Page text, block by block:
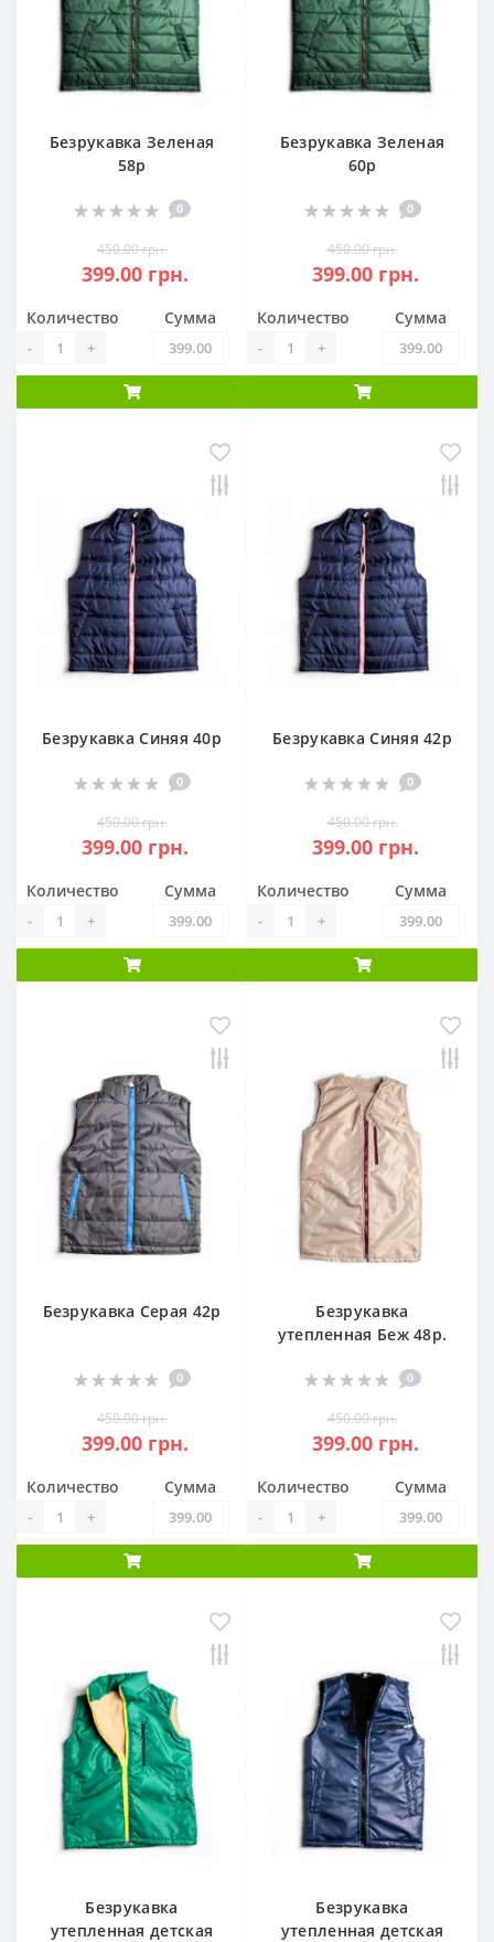
Безрукавка Зеленая
58р
0
450.00 грн.
399.00 грн.
Количество
- +
Сумма
Безрукавка Зеленая
60р
0
450.00 грн.
399.00 грн.
Количество
- +
Сумма
Безрукавка Синяя 40р
0
450.00 грн.
399.00 грн.
Количество
- +
Сумма
Безрукавка Синяя 42р
0
450.00 грн.
399.00 грн.
Количество
- +
Сумма
Безрукавка Серая 42р
0
450.00 грн.
399.00 грн.
Количество
- +
Сумма
Безрукавка
утепленная Беж 48р.
0
450.00 грн.
399.00 грн.
Количество
- +
Сумма
Безрукавка
утепленная детская
Безрукавка
утепленная детская